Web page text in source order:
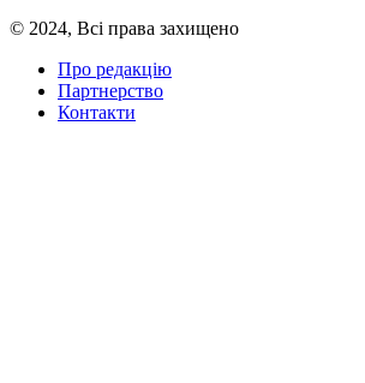
© 2024, Всі права захищено
Про редакцію
Партнерство
Контакти